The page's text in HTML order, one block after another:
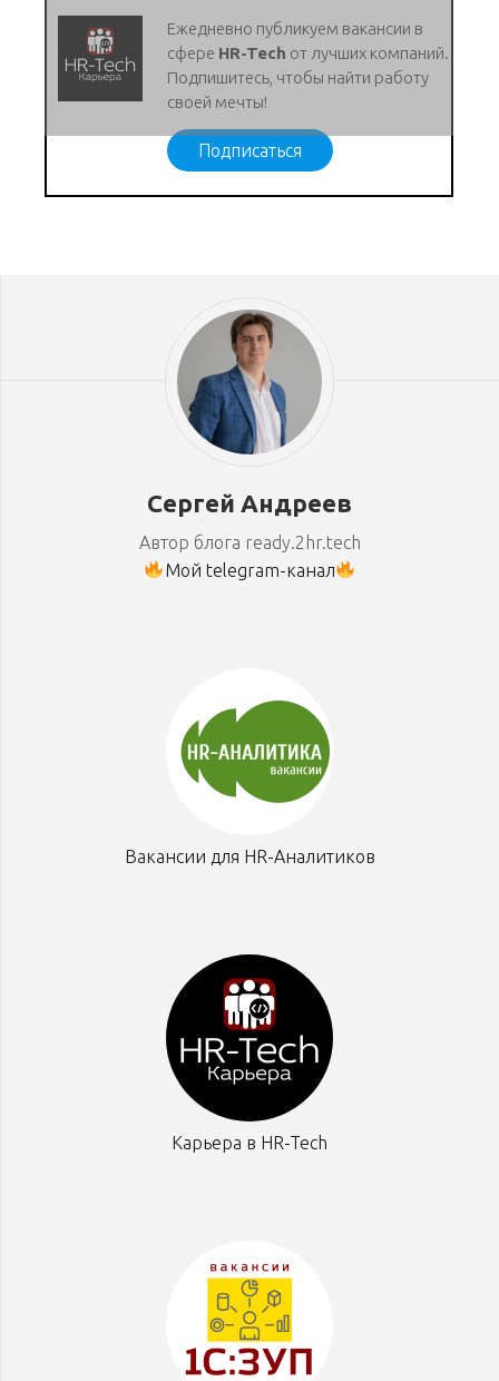
Ежедневно публикуем вакансии в
сфере HR-Tech от лучших компаний.
Подпишитесь, чтобы найти работу
своей мечты!
Подписаться
Сергей Андреев
Автор блога ready.2hr.tech
Мой telegram-канал
Вакансии для HR-Аналитиков
Карьера в HR-Tech